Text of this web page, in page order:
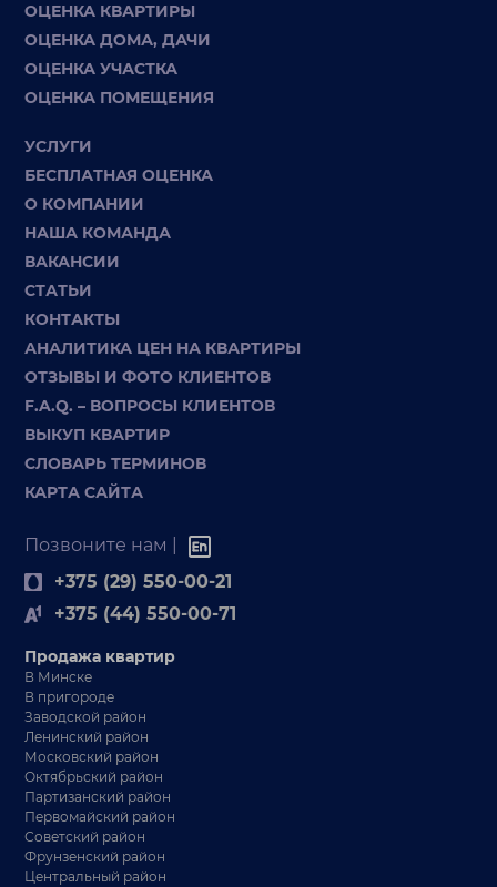
ОЦЕНКА КВАРТИРЫ
ОЦЕНКА ДОМА, ДАЧИ
ОЦЕНКА УЧАСТКА
ОЦЕНКА ПОМЕЩЕНИЯ
УСЛУГИ
БЕСПЛАТНАЯ ОЦЕНКА
О КОМПАНИИ
НАША КОМАНДА
ВАКАНСИИ
СТАТЬИ
КОНТАКТЫ
АНАЛИТИКА ЦЕН НА КВАРТИРЫ
ОТЗЫВЫ И ФОТО КЛИЕНТОВ
F.A.Q. – ВОПРОСЫ КЛИЕНТОВ
ВЫКУП КВАРТИР
СЛОВАРЬ ТЕРМИНОВ
КАРТА САЙТА
Позвоните нам |
+375 (29) 550-00-21
+375 (44) 550-00-71
Продажа квартир
В Минске
В пригороде
Заводской район
Ленинский район
Московский район
Октябрьский район
Партизанский район
Первомайский район
Советский район
Фрунзенский район
Центральный район